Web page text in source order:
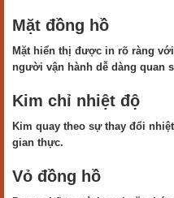
Mặt đồng hồ
Mặt hiển thị được in rõ ràng
người vận hành dễ dàng quan
Kim chỉ nhiệt độ
Kim quay theo sự thay đổi
gian thực.
Vỏ đồng hồ